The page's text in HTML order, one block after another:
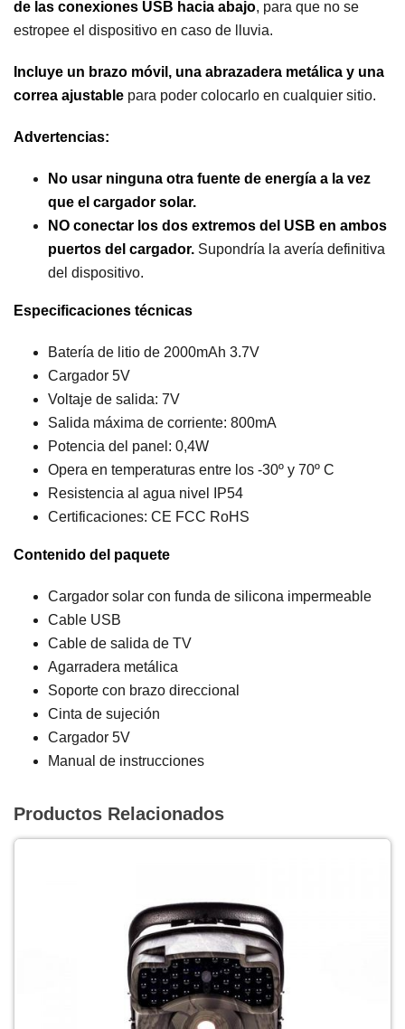
de las conexiones USB hacia abajo, para que no se
estropee el dispositivo en caso de lluvia.
Incluye un brazo móvil, una abrazadera metálica y una
correa ajustable para poder colocarlo en cualquier sitio.
Advertencias:
No usar ninguna otra fuente de energía a la vez
que el cargador solar.
NO conectar los dos extremos del USB en ambos
puertos del cargador.Supondría la avería definitiva
del dispositivo.
Especificaciones técnicas
Batería de litio de 2000mAh 3.7V
Cargador 5V
Voltaje de salida: 7V
Salida máxima de corriente: 800mA
Potencia del panel: 0,4W
Opera en temperaturas entre los -30º y 70º C
Resistencia al agua nivel IP54
Certificaciones: CE FCC RoHS
Contenido del paquete
Cargador solar con funda de silicona impermeable
Cable USB
Cable de salida de TV
Agarradera metálica
Soporte con brazo direccional
Cinta de sujeción
Cargador 5V
Manual de instrucciones
Productos Relacionados